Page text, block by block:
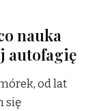
nauka
autofagię
od lat
się